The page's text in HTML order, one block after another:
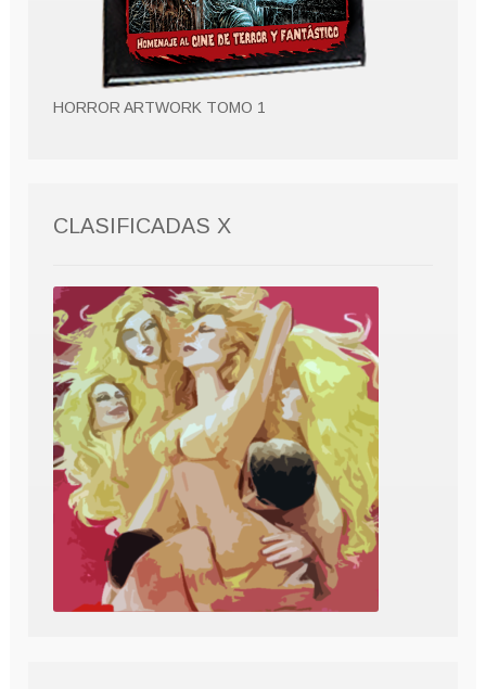
HORROR ARTWORK TOMO 1
CLASIFICADAS X